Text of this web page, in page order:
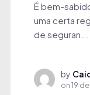
É bem-
uma certa
de seguran...
by
on19